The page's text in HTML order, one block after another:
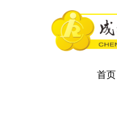
首页